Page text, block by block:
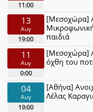
11:00
13
Αυγ
19:00
[Μεσοχώρα]
παιδιά
11
Αυγ
0:00
[Μεσοχώρα]
όχθη του
04
Αυγ
19:00
[Αθήνα]
Λέλας